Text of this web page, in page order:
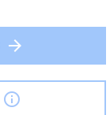
arrow_forward
info_outline